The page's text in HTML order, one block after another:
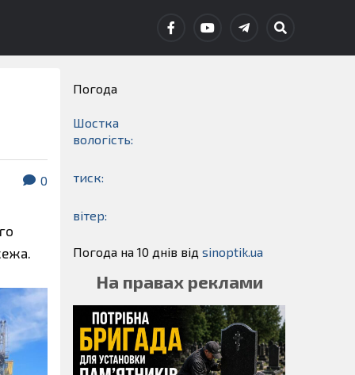
0
Погода
Шостка
вологість:
тиск:
вітер:
Погода на 10 днів від sinoptik.ua
На правах реклами